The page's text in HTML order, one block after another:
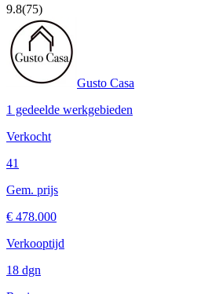
9.8(75)
Gusto Casa
1 gedeelde werkgebieden
Verkocht
41
Gem. prijs
€ 478.000
Verkooptijd
18 dgn